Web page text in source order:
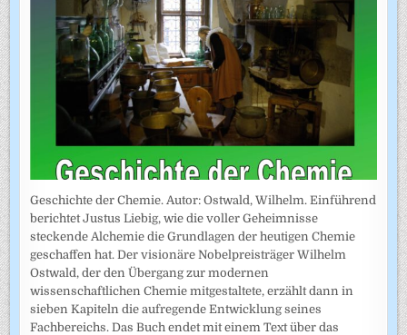
Geschichte der Chemie. Autor: Ostwald, Wilhelm. Einführend
berichtet Justus Liebig, wie die voller Geheimnisse
steckende Alchemie die Grundlagen der heutigen Chemie
geschaffen hat. Der visionäre Nobelpreisträger Wilhelm
Ostwald, der den Übergang zur modernen
wissenschaftlichen Chemie mitgestaltete, erzählt dann in
sieben Kapiteln die aufregende Entwicklung seines
Fachbereichs. Das Buch endet mit einem Text über das